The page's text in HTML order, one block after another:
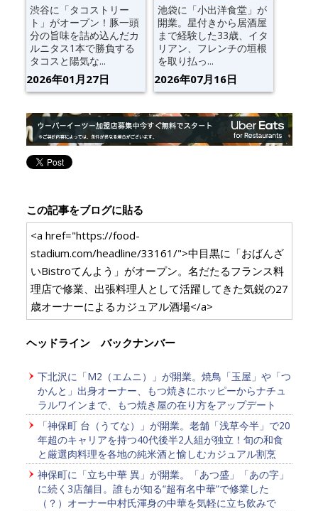
渋谷に「タコストリー
ト」がオープン！豚一頭
分の旨味を詰め込んだカ
ルニタス1本で勝負する
タコスと陽気な...
2026年01月27日
池袋に「小出洋食堂」が
開業。星付きから居酒屋
まで経験した33歳、イタ
リアン、フレンチの垣根
を取り払っ...
2026年07月16日
この記事をブログに貼る
<a href="https://food-
stadium.com/headline/33161/">中目黒に「おばんざ
いBistroてんよう」がオープン。名だたるフランス料
理店で修業、出張料理人として活躍してきた気鋭の27
歳オーナーによるカジュアル酒場</a>
ヘッドライン バックナンバー
下北沢に「M2（エムニ）」が開業。焼鳥「玉屋」や「つ
かんと」出身オーナー、もつ焼きにホッピーからナチュ
ラルワインまで、もつ焼き屋の在り方をアップデート
「神保町 台（うてな）」が開業。老舗「浅草今半」で20
年超のキャリアを持つ40代後半2人組が独立！旬の和食
と厳選肉料理を各地の純米酒と愉しむカジュアル割烹
神保町に「立ち中華 異」が開業。「あつ盛」「あの字」
に続く3店舗目。誰もが知る“超有名中華”で修業した
（？）オーナー中村氏渾身の中華を気軽に立ち飲みで